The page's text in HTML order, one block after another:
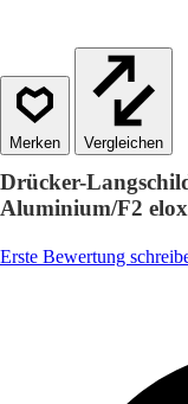
Vergleichen
Drücker-
Aluminium/F2
Erste Bewertung